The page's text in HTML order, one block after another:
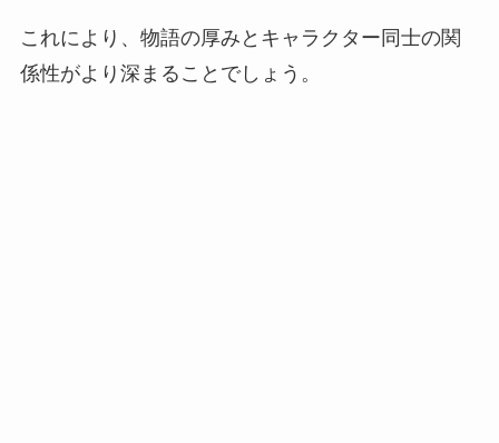
これにより、物語の厚みとキャラクター同士の関
係性がより深まることでしょう。